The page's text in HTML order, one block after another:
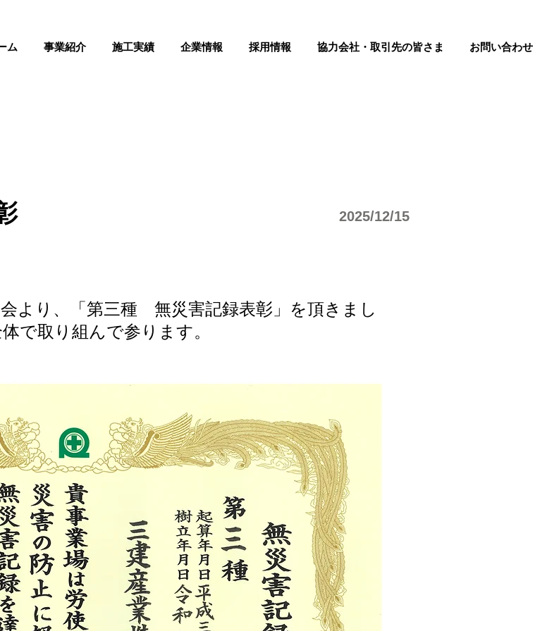
ム 事業紹介 施工実績 企業情報 採用情報 協力会社・取引先の皆さま お問い合わせ
2025/12/15
より、「第三種 無災害記録表彰」を頂きまし
で取り組んで参ります。